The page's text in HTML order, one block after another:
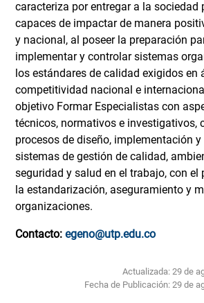
caracteriza por entregar a la sociedad
capaces de impactar de manera
y nacional, al poseer la preparación
implementar y controlar sistemas
los estándares de calidad exigidos en
competitividad nacional e
objetivo Formar Especialistas con
técnicos, normativos e investigativos,
procesos de diseño, implementación
sistemas de gestión de calidad,
seguridad y salud en el trabajo, con el
la estandarización, aseguramiento y
organizaciones.
Contacto: egeno@utp.edu.co
Actualizada: 29 de
Fecha de Publicación: 29 de